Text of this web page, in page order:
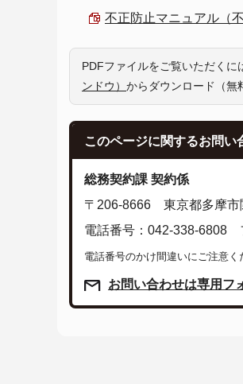
不正防止マニュアル（
PDFファイルをご覧いただく
ンドウ） からダウンロード（無
このページに関するお問い
総務契約課 契約係
〒206-8666 東京都多摩市
電話番号：042-338-6808
電話番号のかけ間違いにご注意く
お問い合わせは専用フ